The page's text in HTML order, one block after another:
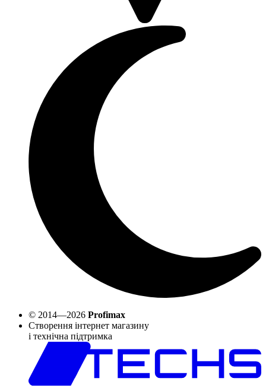
© 2014—2026 Profimax
Створення інтернет магазину
і технічна підтримка